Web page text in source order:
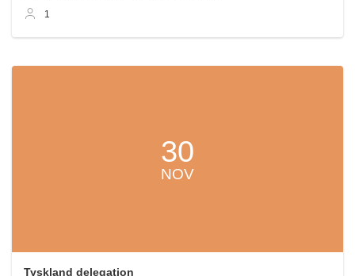
1
30
NOV
Tyskland delegation